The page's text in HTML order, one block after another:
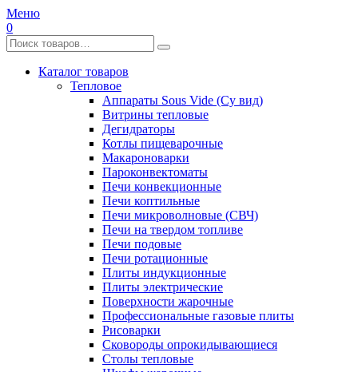
Меню
0
Каталог товаров
Тепловое
Аппараты Sous Vide (Су вид)
Витрины тепловые
Дегидраторы
Котлы пищеварочные
Макароноварки
Пароконвектоматы
Печи конвекционные
Печи коптильные
Печи микроволновые (СВЧ)
Печи на твердом топливе
Печи подовые
Печи ротационные
Плиты индукционные
Плиты электрические
Поверхности жарочные
Профессиональные газовые плиты
Рисоварки
Сковороды опрокидывающиеся
Столы тепловые